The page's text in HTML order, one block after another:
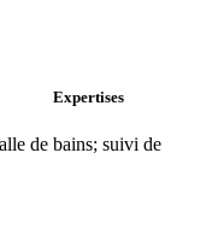
Expertises
de bains; suivi de